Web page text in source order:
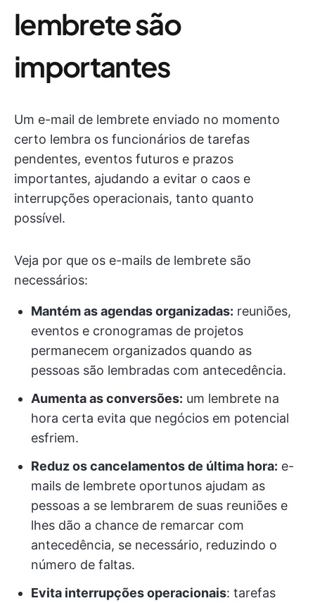
lembrete são
importantes
Um e-mail de lembrete enviado no momento
certo lembra os funcionários de tarefas
pendentes, eventos futuros e prazos
importantes, ajudando a evitar o caos e
interrupções operacionais, tanto quanto
possível.
Veja por que os e-mails de lembrete são
necessários:
Mantém as agendas organizadas: reuniões,
eventos e cronogramas de projetos
permanecem organizados quando as
pessoas são lembradas com antecedência.
Aumenta as conversões: um lembrete na
hora certa evita que negócios em potencial
esfriem.
Reduz os cancelamentos de última hora: e-
mails de lembrete oportunos ajudam as
pessoas a se lembrarem de suas reuniões e
lhes dão a chance de remarcar com
antecedência, se necessário, reduzindo o
número de faltas.
Evita interrupções operacionais: tarefas